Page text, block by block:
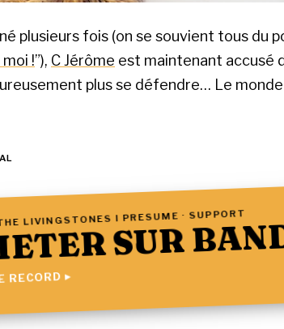
plusieurs fois (on se souvient tous du
moi !”), C Jérôme est maintenant accusé
plus se défendre… Le monde
LIVINGSTONES I PRESUME · SUPPORT
SUR
RECORD ▸